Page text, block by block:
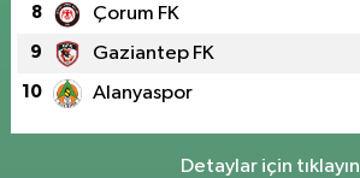
8 Çorum FK
9 Gaziantep FK
10 Alanyaspor
Detaylar için tıklayın